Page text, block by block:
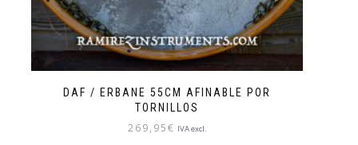
DAF / ERBANE 55CM AFINABLE POR
TORNILLOS
269,95€ IVA excl.